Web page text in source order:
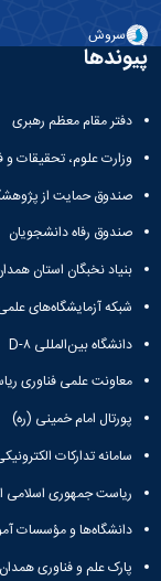
سروش
پیوندها
دفتر مقام معظم رهبری
وزارت علوم، تحقیقات و
صندوق حمایت از
صندوق رفاه دانشجویان
بنیاد نخبگان استان
شبکه آزمایشگاه‌های
دانشگاه بین‌المللی D-۸
معاونت علمی فناوری
پورتال امام خمینی (ره)
سامانه تدارکات
ریاست جمهوری اسلامی
دانشگاه‌ها و مؤسسات
پارک علم و فناوری همدان